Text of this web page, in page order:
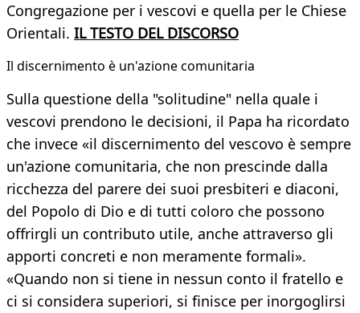
Congregazione per i vescovi e quella per le Chiese
Orientali. IL TESTO DEL DISCORSO
Il discernimento è un'azione comunitaria
Sulla questione della "solitudine" nella quale i
vescovi prendono le decisioni, il Papa ha ricordato
che invece «il discernimento del vescovo è sempre
un'azione comunitaria, che non prescinde dalla
ricchezza del parere dei suoi presbiteri e diaconi,
del Popolo di Dio e di tutti coloro che possono
offrirgli un contributo utile, anche attraverso gli
apporti concreti e non meramente formali».
«Quando non si tiene in nessun conto il fratello e
ci si considera superiori, si finisce per inorgoglirsi